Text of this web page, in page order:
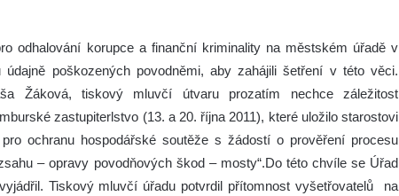
odhalování korupce a finanční kriminality na městském úřadě v
poškozených povodněmi, aby zahájili šetření v této věci.
Žáková, tiskový mluvčí útvaru prozatím nechce záležitost
zastupiterlstvo (13. a 20. října 2011), které uložilo starostovi
ochranu hospodářské soutěže s žádostí o prověření procesu
– opravy povodňových škod – mosty“.Do této chvíle se Úřad
Tiskový mluvčí úřadu potvrdil přítomnost vyšetřovatelů na